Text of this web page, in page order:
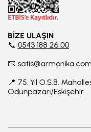
BİZE ULAŞIN
📞 0543 188 26 00
📧
📍 75. Yıl O.S.B.
Odunpazarı/Eskişehir